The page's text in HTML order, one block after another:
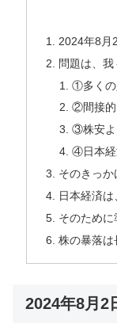
2024年8月
問題は、
①多くの
②間接的
③株安よ
④日本経
そのきっか
日本経済
そのために
株の暴落は
2024年8月2